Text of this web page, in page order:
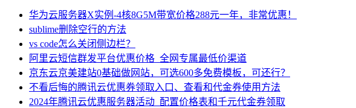
华为云服务器X实例-4核8G5M带宽价格288元一年，非常优惠！
sublime删除空行的方法
vs code怎么关闭侧边栏？
阿里云短信群发平台优惠价格_全网专属最低价渠道
京东云京美建站0基础做网站，可选600多免费模板，可还行？
不看后悔的腾讯云优惠券领取入口、查看和代金券使用方法
2024年腾讯云优惠服务器活动_配置价格表和千元代金券领取